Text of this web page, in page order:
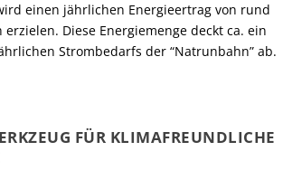
einen jährlichen Energieertrag von rund
erzielen. Diese Energiemenge deckt ca. ein
Strombedarfs der “Natrunbahn” ab.
FÜR KLIMAFREUNDLICHE